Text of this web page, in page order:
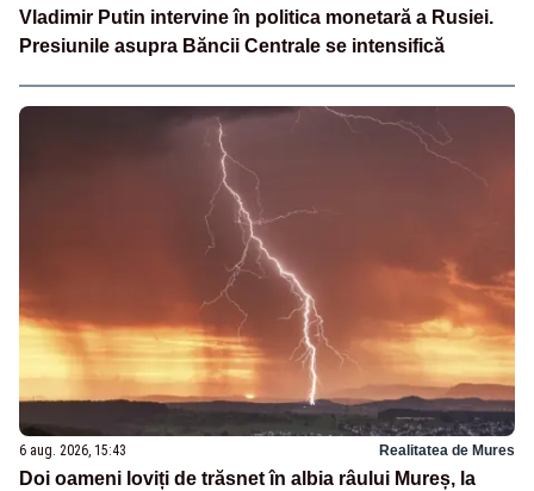
Vladimir Putin intervine în politica monetară a Rusiei.
Presiunile asupra Băncii Centrale se intensifică
6 aug. 2026, 15:43 Realitatea de Mures
Doi oameni loviți de trăsnet în albia râului Mureș, la